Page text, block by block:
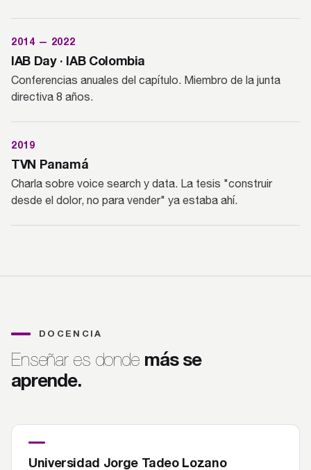
2014 — 2022
IAB Day · IAB Colombia
Conferencias anuales del capítulo. Miembro de la junta
directiva 8 años.
2019
TVN Panamá
Charla sobre voice search y data. La tesis "construir
desde el dolor, no para vender" ya estaba ahí.
DOCENCIA
Enseñar es dondemás se
aprende.
Universidad Jorge Tadeo Lozano